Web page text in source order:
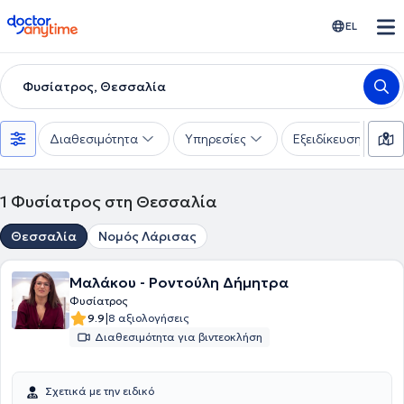
doctoranytime EL
Φυσίατρος, Θεσσαλία
Διαθεσιμότητα Υπηρεσίες Εξειδίκευση
1 Φυσίατρος στη Θεσσαλία
Θεσσαλία Νομός Λάρισας
Μαλάκου - Ροντούλη Δήμητρα
Φυσίατρος
9.9|8 αξιολογήσεις
Διαθεσιμότητα για βιντεοκλήση
Σχετικά με την ειδικό